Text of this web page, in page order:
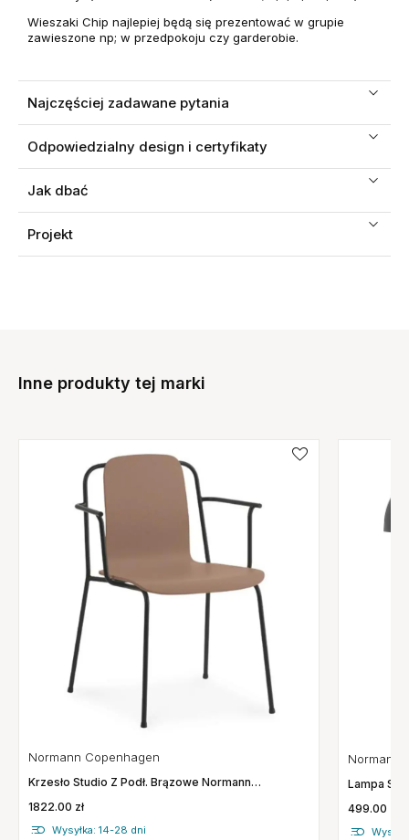
Wieszaki Chip najlepiej będą się prezentować w grupie
zawieszone np; w przedpokoju czy garderobie.
Najczęściej zadawane pytania
Odpowiedzialny design i certyfikaty
Jak dbać
Projekt
Inne produkty tej marki
Normann Copenhagen
Krzesło Studio Z Podł. Brązowe Normann
1822.00 zł
Wysyłka: 14-28 dni
Normann
Lampa
499.00 zł